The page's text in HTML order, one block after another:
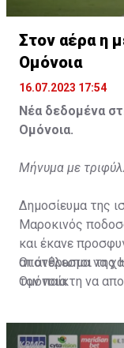
Στον αέρα η
Ομόνοια
16.07.2023 17:54
Νέα δεδομένα
Ομόνοια.
Μήνυμα με
Δημοσίευμα της
Μαροκινός
και έκανε
αποτέλεσμα να
Ομόνοια.
Οι άνθρωποι της
τον παίκτη να
μετακίνησή του,
να λύσει το